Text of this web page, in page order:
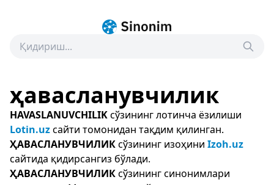
ҳавасланувчилик
HAVASLANUVCHILIKсўзининг лотинча ёзилиши
Lotin.uzсайти томонидан тақдим қилинган.
ҲАВАСЛАНУВЧИЛИКсўзининг изоҳини Izoh.uz
сайтида қидирсангиз бўлади.
ҲАВАСЛАНУВЧИЛИКсўзининг синонимлари